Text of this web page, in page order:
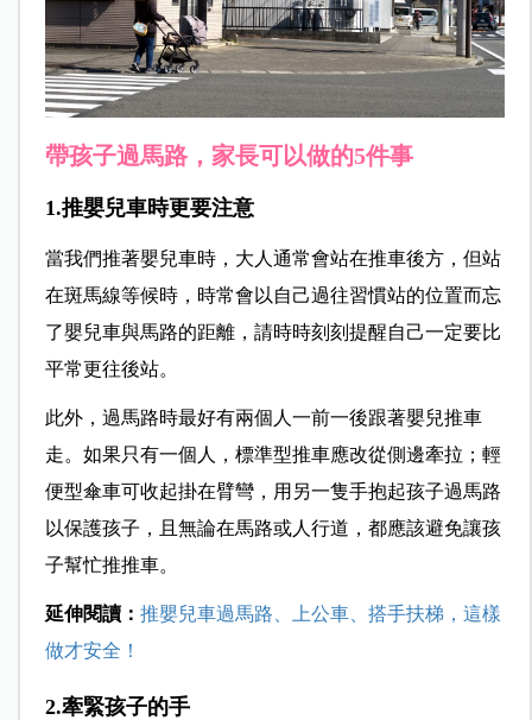
帶孩子過馬路，家長可以做的5件事
1.推嬰兒車時更要注意
當我們推著嬰兒車時，大人通常會站在推車後方，但站
在斑馬線等候時，時常會以自己過往習慣站的位置而忘
了嬰兒車與馬路的距離，請時時刻刻提醒自己一定要比
平常更往後站。
此外，過馬路時最好有兩個人一前一後跟著嬰兒推車
走。如果只有一個人，標準型推車應改從側邊牽拉；輕
便型傘車可收起掛在臂彎，用另一隻手抱起孩子過馬路
以保護孩子，且無論在馬路或人行道，都應該避免讓孩
子幫忙推推車。
延伸閱讀： 推嬰兒車過馬路、上公車、搭手扶梯，這樣
做才安全！
2.牽緊孩子的手